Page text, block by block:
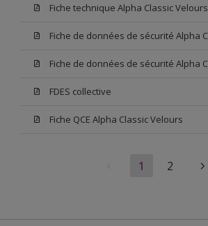
Fiche technique Alpha Classic Velours
FDES collective
Fiche QCE Alpha Classic Velours
1 2